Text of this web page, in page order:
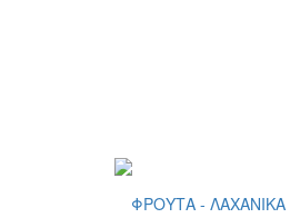
ΦΡΟΥΤΑ - ΛΑΧΑΝΙΚΑ